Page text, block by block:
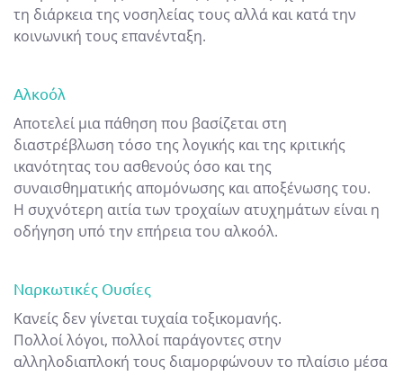
τη διάρκεια της νοσηλείας τους αλλά και κατά την
κοινωνική τους επανένταξη.
Αλκοόλ
Αποτελεί μια πάθηση που βασίζεται στη
διαστρέβλωση τόσο της λογικής και της κριτικής
ικανότητας του ασθενούς όσο και της
συναισθηματικής απομόνωσης και αποξένωσης του.
Η συχνότερη αιτία των τροχαίων ατυχημάτων είναι η
οδήγηση υπό την επήρεια του αλκοόλ.
Ναρκωτικές Ουσίες
Κανείς δεν γίνεται τυχαία τοξικομανής.
Πολλοί λόγοι, πολλοί παράγοντες στην
αλληλοδιαπλοκή τους διαμορφώνουν το πλαίσιο μέσα